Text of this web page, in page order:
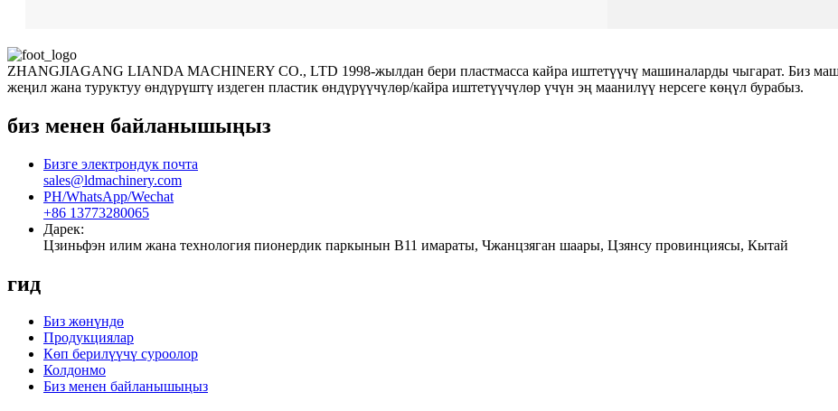
ZHANGJIAGANG LIANDA MACHINERY CO., LTD 1998-жылдан бери пластмасса кайра иштетүүчү машиналарды чыгарат. Биз
жеңил жана туруктуу өндүрүштү издеген пластик өндүрүүчүлөр/кайра иштетүүчүлөр үчүн эң маанилүү нерсеге көңүл бурабыз.
биз менен байланышыңыз
Бизге электрондук почта
sales@ldmachinery.com
PH/WhatsApp/Wechat
+86 13773280065
Дарек:
Цзиньфэн илим жана технология пионердик паркынын B11 имараты, Чжанцзяган шаары, Цзянсу провинциясы, Кытай
гид
Биз жөнүндө
Продукциялар
Көп берилүүчү суроолор
Колдонмо
Биз менен байланышыңыз